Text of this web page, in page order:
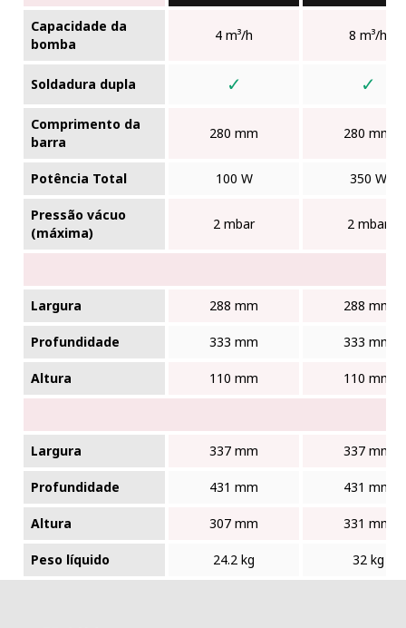
Capacidade da
bomba
4 m³/h 8 m³/h
Soldadura dupla ✓ ✓
Comprimento da
barra
280 mm 280 mm
Potência Total 100 W 350 W
Pressão vácuo
(máxima)
2 mbar 2 mbar
Largura 288 mm 288 mm
Profundidade 333 mm 333 mm
Altura 110 mm 110 mm
Largura 337 mm 337 mm
Profundidade 431 mm 431 mm
Altura 307 mm 331 mm
Peso líquido 24.2 kg 32 kg